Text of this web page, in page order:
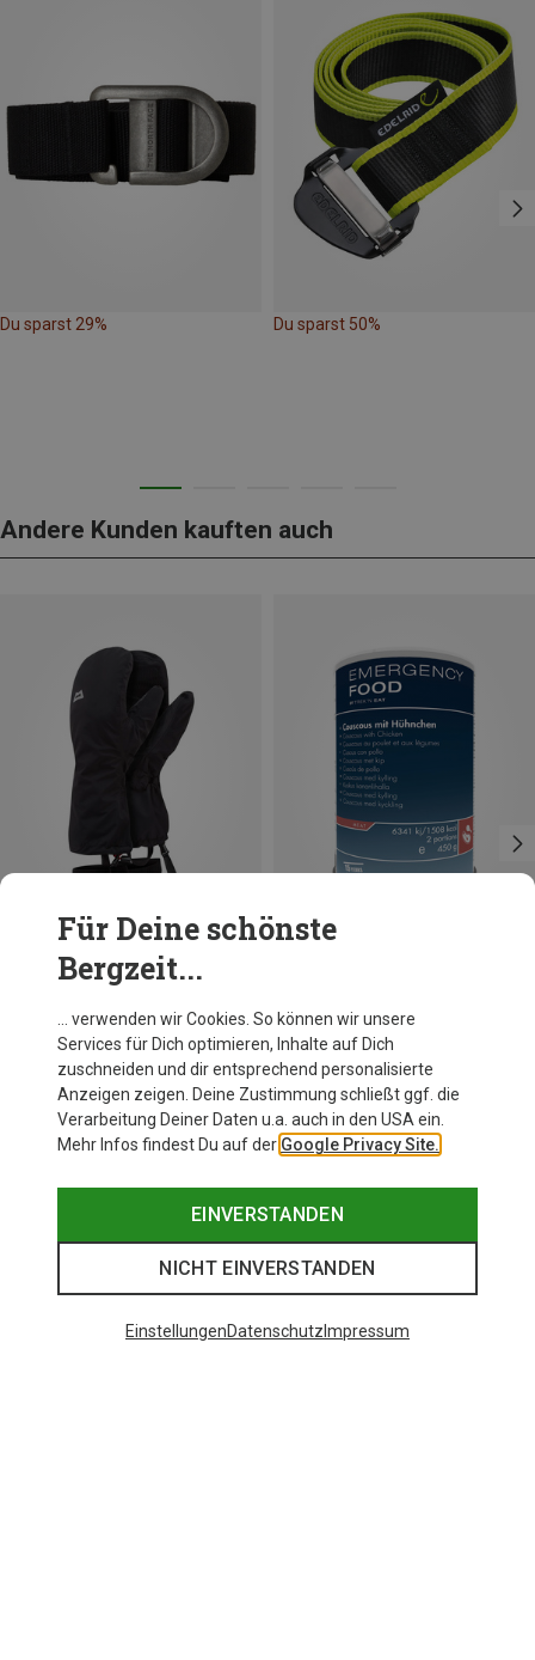
Du sparst 29% Du sparst 50%
Andere Kunden kauften auch
Du sparst 31%
Für Deine schönste
Bergzeit...
… verwenden wir Cookies. So können wir unsere
Services für Dich optimieren, Inhalte auf Dich
zuschneiden und dir entsprechend personalisierte
Anzeigen zeigen. Deine Zustimmung schließt ggf. die
Verarbeitung Deiner Daten u.a. auch in den USA ein.
Mehr Infos findest Du auf der Google Privacy Site.
EINVERSTANDEN
NICHT EINVERSTANDEN
EinstellungenDatenschutz Impressum